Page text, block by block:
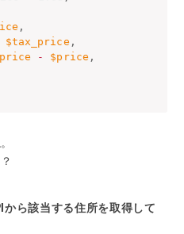
,
$tax_price ,
- $price ,
ら該当する住所を取得して